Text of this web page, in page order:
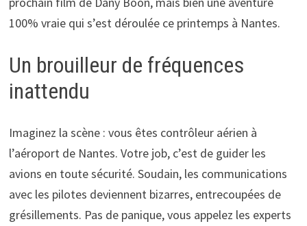
100% vraie qui s’est déroulée ce printemps à Nantes.
Un brouilleur de fréquences
inattendu
Imaginez la scène : vous êtes contrôleur aérien à
l’aéroport de Nantes. Votre job, c’est de guider les
avions en toute sécurité. Soudain, les communications
avec les pilotes deviennent bizarres, entrecoupées de
grésillements. Pas de panique, vous appelez les experts